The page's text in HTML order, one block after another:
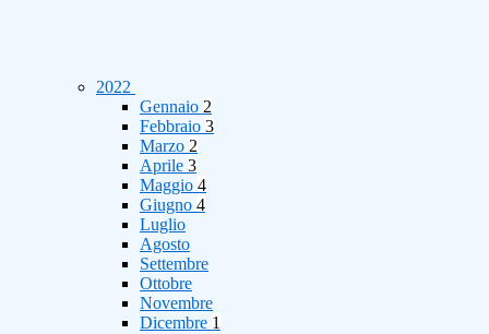
2022
Gennaio 2
Febbraio 3
Marzo 2
Aprile 3
Maggio 4
Giugno 4
Luglio
Agosto
Settembre
Ottobre
Novembre
Dicembre 1